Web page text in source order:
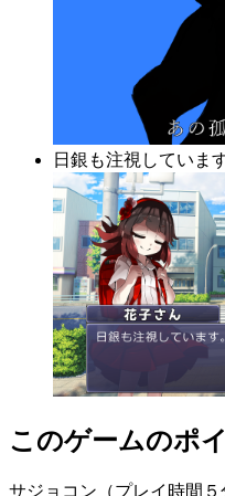
日銀も注視していま
このゲームのポ
サジョコン（プレイ時間